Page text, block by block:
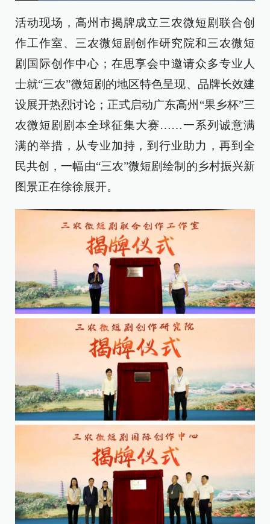
活动现场，高州市揭牌成立三农微短剧联合创
作工作室、三农微短剧创作研究院和三农微短
剧国际创作中心；在思享会中邀请众多专业人
士就“三农”微短剧的地区特色呈现、品牌长效建
设展开热烈讨论；正式启动广东高州“果乡杯”三
农微短剧剧本全球征集大赛……一系列诚意满
满的举措，从专业加持，到行业助力，再到全
民共创，一幅由“三农”微短剧绘制的乡村振兴新
图景正在徐徐展开。